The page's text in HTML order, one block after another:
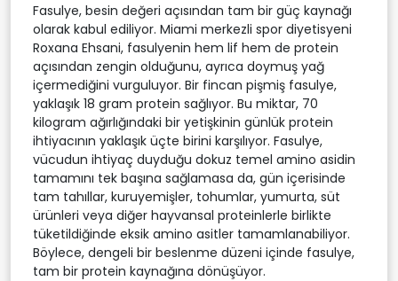
Fasulye, besin değeri açısından tam bir güç kaynağı
olarak kabul ediliyor. Miami merkezli spor diyetisyeni
Roxana Ehsani, fasulyenin hem lif hem de protein
açısından zengin olduğunu, ayrıca doymuş yağ
içermediğini vurguluyor. Bir fincan pişmiş fasulye,
yaklaşık 18 gram protein sağlıyor. Bu miktar, 70
kilogram ağırlığındaki bir yetişkinin günlük protein
ihtiyacının yaklaşık üçte birini karşılıyor. Fasulye,
vücudun ihtiyaç duyduğu dokuz temel amino asidin
tamamını tek başına sağlamasa da, gün içerisinde
tam tahıllar, kuruyemişler, tohumlar, yumurta, süt
ürünleri veya diğer hayvansal proteinlerle birlikte
tüketildiğinde eksik amino asitler tamamlanabiliyor.
Böylece, dengeli bir beslenme düzeni içinde fasulye,
tam bir protein kaynağına dönüşüyor.